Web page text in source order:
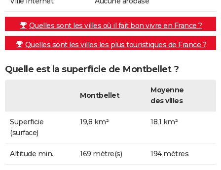
Quelles sont les villes où il fait bon vivre en France ?
Quelles sont les villes les plus touristiques de France ?
Quelle est la superficie de Montbellet ?
Montbellet
Moyenne
des villes
Superficie
(surface)
19,8 km² 18,1 km²
Altitude min. 169 mètre(s) 194 mètres